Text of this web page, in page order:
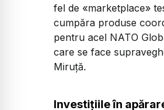
fel de «marketplace»
cumpăra produse
pentru acel NATO
care se face
Miruță.
Investițiile în